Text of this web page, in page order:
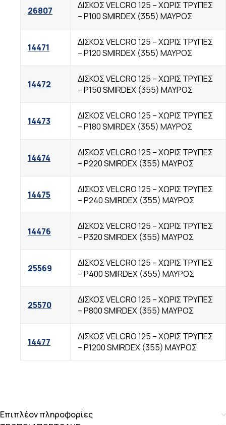
26807
ΔΙΣΚΟΣ VELCRO 125 – ΧΩΡΙΣ TΡΥΠΕΣ
– Ρ100 SMIRDEX (355) ΜΑΥΡΟΣ
14471
ΔΙΣΚΟΣ VELCRO 125 – ΧΩΡΙΣ TΡΥΠΕΣ
– Ρ120 SMIRDEX (355) ΜΑΥΡΟΣ
14472
ΔΙΣΚΟΣ VELCRO 125 – ΧΩΡΙΣ TΡΥΠΕΣ
– Ρ150 SMIRDEX (355) ΜΑΥΡΟΣ
14473
ΔΙΣΚΟΣ VELCRO 125 – ΧΩΡΙΣ TΡΥΠΕΣ
– Ρ180 SMIRDEX (355) ΜΑΥΡΟΣ
14474
ΔΙΣΚΟΣ VELCRO 125 – ΧΩΡΙΣ TΡΥΠΕΣ
– Ρ220 SMIRDEX (355) ΜΑΥΡΟΣ
14475
ΔΙΣΚΟΣ VELCRO 125 – ΧΩΡΙΣ TΡΥΠΕΣ
– Ρ240 SMIRDEX (355) ΜΑΥΡΟΣ
14476
ΔΙΣΚΟΣ VELCRO 125 – ΧΩΡΙΣ TΡΥΠΕΣ
– Ρ320 SMIRDEX (355) ΜΑΥΡΟΣ
25569
ΔΙΣΚΟΣ VELCRO 125 – ΧΩΡΙΣ TΡΥΠΕΣ
– Ρ400 SMIRDEX (355) ΜΑΥΡΟΣ
25570
ΔΙΣΚΟΣ VELCRO 125 – ΧΩΡΙΣ TΡΥΠΕΣ
– Ρ800 SMIRDEX (355) ΜΑΥΡΟΣ
14477
ΔΙΣΚΟΣ VELCRO 125 – ΧΩΡΙΣ TΡΥΠΕΣ
– Ρ1200 SMIRDEX (355) ΜΑΥΡΟΣ
Επιπλέον πληροφορίες